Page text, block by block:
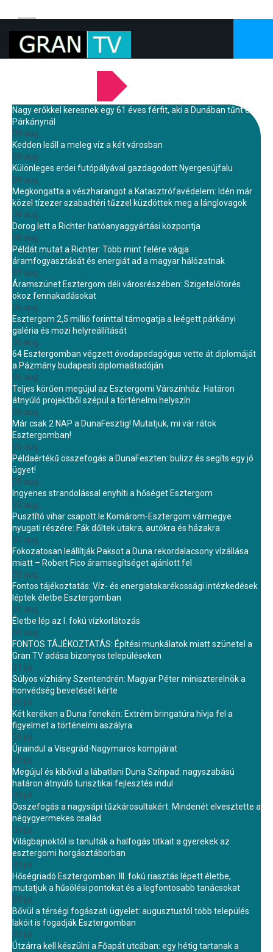
Nagy erőkkel keresnek egy 61 éves férfit, aki a Dunában tűnt el
Párkánynál
09 aug.
Kedden leáll a meleg víz a két városban
09 aug.
Különleges erdei futópályával gazdagodott Nyergesújfalu
08 aug.
Megkongatta a vészharangot a Katasztrófavédelem: Idén már
közel tízezer szabadtéri tűzzel küzdöttek meg a lánglovagok
08 aug.
Dorog lett a Richter hatóanyaggyártási központja
08 aug.
Példát mutat a Richter: Több mint felére vágja
áramfogyasztását és energiát ad a magyar hálózatnak
07 aug.
Áramszünet Esztergom déli városrészében: Szigetelőtörés
okoz fennakadásokat
06 aug.
Esztergom 2,5 millió forinttal támogatja a leégett párkányi
galéria és mozi helyreállítását
06 aug.
64 Esztergomban végzett óvodapedagógus vette át diplomáját
a Pázmány budapesti diplomaátadóján
06 aug.
Teljes körűen megújul az Esztergomi Várszínház: Határon
átnyúló projektből szépül a történelmi helyszín
06 aug.
Már csak 2 NAP a DunaFesztig! Mutatjuk, mi vár rátok
Esztergomban!
05 aug.
Példaértékű összefogás a DunaFeszten: bulizz és segíts egy jó
ügyet!
05 aug.
Ingyenes strandolással enyhíti a hőséget Esztergom
03 aug.
Pusztító vihar csapott le Komárom-Esztergom vármegye
nyugati részére: Fák dőltek utakra, autókra és házakra
02 aug.
Fokozatosan leállítják Paksot a Duna rekordalacsony vízállása
miatt – Robert Fico áramsegítséget ajánlott fel
02 aug.
Fontos tájékoztatás: Víz- és energiatakarékossági intézkedések
léptek életbe Esztergomban
02 aug.
Életbe lép az I. fokú vízkorlátozás
01 aug.
FONTOS TÁJÉKOZTATÁS: Építési munkálatok miatt szünetel a
Gran TV adása bizonyos településeken
31 júl.
Súlyos vízhiány Szentendrén: Magyar Péter miniszterelnök a
honvédség bevetését kérte
31 júl.
Két keréken a Duna fenekén: Extrém bringatúra hívja fel a
figyelmet a történelmi aszályra
31 júl.
Újraindul a Visegrád-Nagymaros kompjárat
30 júl.
Megújul és kibővül a lábatlani Duna Színpad: nagyszabású
határon átnyúló turisztikai fejlesztés indul
30 júl.
Összefogás a nagysápi tűzkárosultakért: Mindenét elvesztette a
négygyermekes család
30 júl.
Világbajnoktól is tanulták a halfogás titkait a gyerekek az
esztergomi horgásztáborban
30 júl.
Hőségriadó Esztergomban: III. fokú riasztás lépett életbe,
mutatjuk a hűsölési pontokat és a legfontosabb tanácsokat
30 júl.
Bővül a térségi fogászati ügyelet: augusztustól több település
lakóit is fogadják Esztergomban
30 júl.
Útzárra kell készülni a Főapát utcában: egy hétig tartanak a